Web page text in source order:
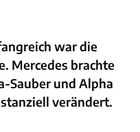
war die
Mercedes brachte
Sauber und Alpha
verändert.